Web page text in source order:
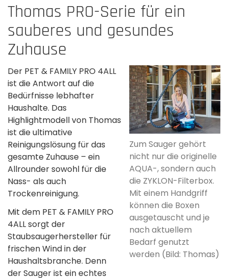
Thomas PRO-Serie für ein
sauberes und gesundes
Zuhause
Zum Sauger gehört
nicht nur die originelle
AQUA-, sondern auch
die ZYKLON-Filterbox.
Mit einem Handgriff
können die Boxen
ausgetauscht und je
nach aktuellem
Bedarf genutzt
werden (Bild: Thomas)
Der PET & FAMILY PRO 4ALL
ist die Antwort auf die
Bedürfnisse lebhafter
Haushalte. Das
Highlightmodell von Thomas
ist die ultimative
Reinigungslösung für das
gesamte Zuhause – ein
Allrounder sowohl für die
Nass- als auch
Trockenreinigung.
Mit dem PET & FAMILY PRO
4ALL sorgt der
Staubsaugerhersteller für
frischen Wind in der
Haushaltsbranche. Denn
der Sauger ist ein echtes